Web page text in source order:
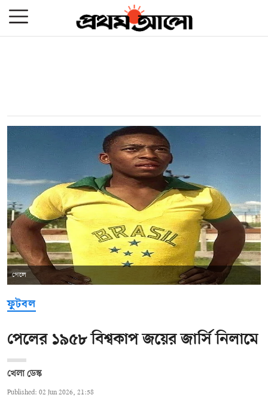
পেলে
ফুটবল
পেলের ১৯৫৮ বিশ্বকাপ জয়ের জার্সি নিলামে
খেলা ডেস্ক
Published: 02 Jun 2026, 21:58